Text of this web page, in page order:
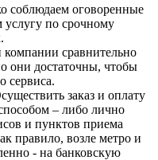
соблюдаем оговоренные
услугу по срочному
сравнительно
они достаточны, чтобы
сервиса.
заказ и оплату
– либо лично
и пунктов приема
правило, возле метро и
- на банковскую